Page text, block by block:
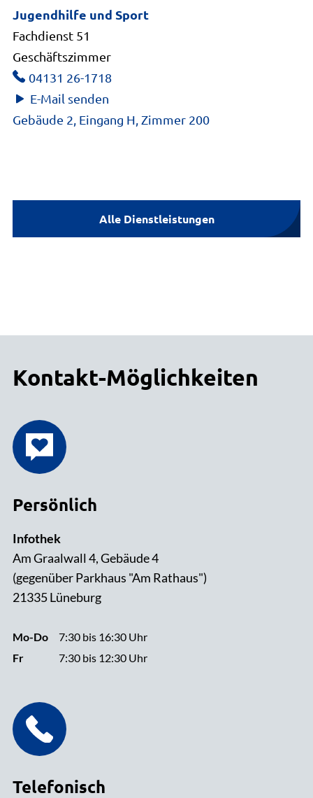
Jugendhilfe und Sport
Fachdienst 51
Geschäftszimmer
04131 26-1718
E-Mail senden
Gebäude 2, Eingang H, Zimmer 200
Alle Dienstleistungen
Kontakt-Möglichkeiten
Persönlich
Infothek
Am Graalwall 4, Gebäude 4
(gegenüber Parkhaus "Am Rathaus")
21335 Lüneburg
Mo-Do
Fr
7:30 bis 16:30 Uhr
7:30 bis 12:30 Uhr
Telefonisch